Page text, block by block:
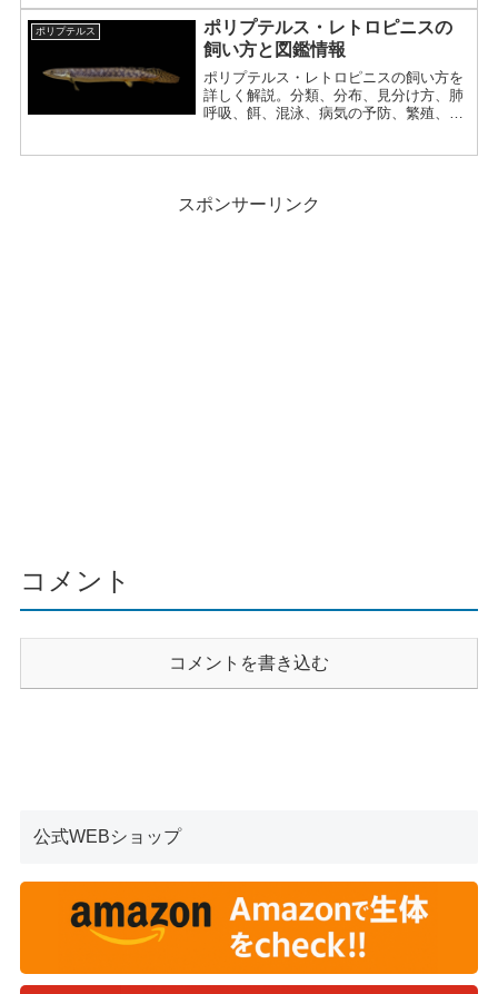
ポリプテルス
ポリプテルス・レトロピニスの
飼い方と図鑑情報
ポリプテルス・レトロピニスの飼い方を
詳しく解説。分類、分布、見分け方、肺
呼吸、餌、混泳、病気の予防、繁殖、近
スポンサーリンク
コメント
コメントを書き込む
公式WEBショップ